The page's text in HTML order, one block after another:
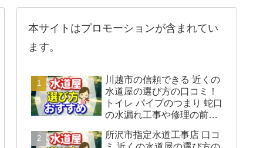
本サイトはプロモーションが含まれてい
ます。
川越市の信頼できる 近くの
水道屋の選び方の口コミ！
トイレ パイプのつまり 蛇口
の水漏れ工事や修理の前に
します。
所沢市指定水道工事店 口コ